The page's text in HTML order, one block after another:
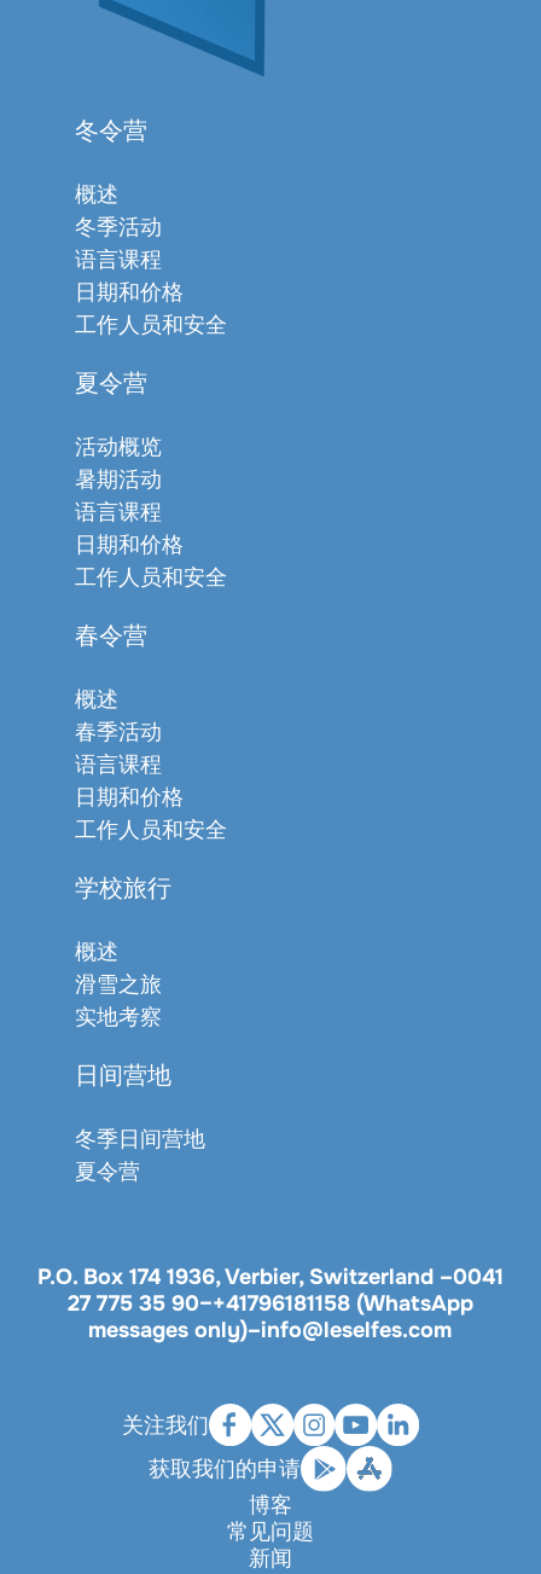
冬令营
概述
冬季活动
语言课程
日期和价格
工作人员和安全
夏令营
活动概览
暑期活动
语言课程
日期和价格
工作人员和安全
春令营
概述
春季活动
语言课程
日期和价格
工作人员和安全
学校旅行
概述
滑雪之旅
实地考察
日间营地
冬季日间营地
夏令营
P.O. Box 174 1936, Verbier, Switzerland –0041
27 775 35 90–+41796181158 (WhatsApp
messages only)–info@leselfes.com
关注我们
获取我们的申请
博客
常见问题
新闻